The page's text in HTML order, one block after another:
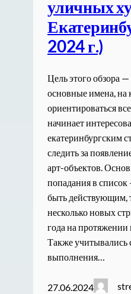
уличных
2024 г.)
Цель этого обзора —
основные имена, на
ориентироваться
начинает
екатеринбургским
следить за
арт-объектов.
попадания в
быть действующим,
несколько новых
года на протяжении
Также учитывались
выполнения…
27.06.2024